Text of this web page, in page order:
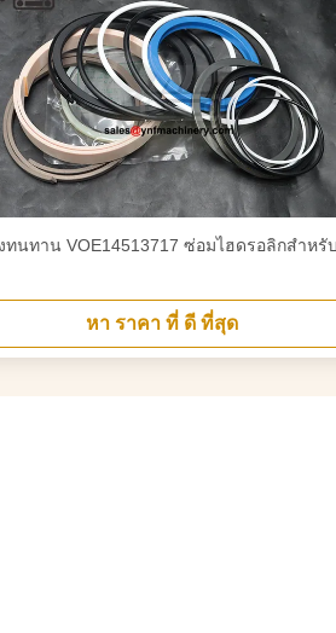
นทาน VOE14513717 ซ่อมไฮดรอลิกสําหรั
หา ราคา ที่ ดี ที่สุด